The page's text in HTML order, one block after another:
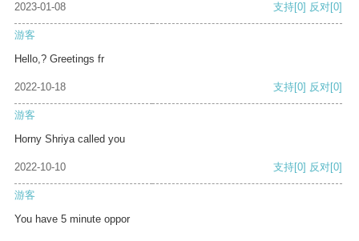
2023-01-08 支持[0] 反对[0]
游客
Hello,? Greetings fr
2022-10-18 支持[0] 反对[0]
游客
Horny Shriya called you
2022-10-10 支持[0] 反对[0]
游客
You have 5 minute oppor